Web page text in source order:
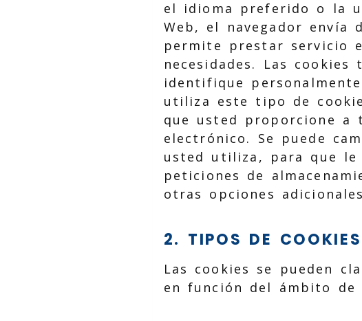
el idioma preferido o la
Web, el navegador envía
permite prestar servicio
necesidades. Las
identifique
utiliza este tipo de
que usted proporcione a
electrónico. Se puede
usted utiliza, para que le
peticiones de
otras opciones
2. TIPOS DE COOKIES
Las cookies se pueden
en función del ámbito de